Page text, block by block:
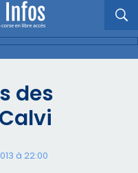
des
à 22:00